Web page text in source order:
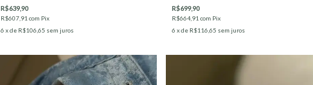
R$639,90
R$607,91 com Pix
6 x de R$106,65 sem juros
R$699,90
R$664,91 com Pix
6 x de R$116,65 sem juros